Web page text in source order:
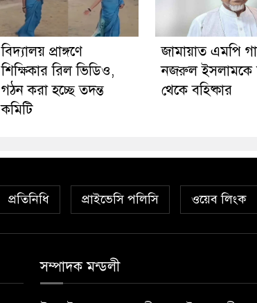
বিদ্যালয় প্রাঙ্গণে
শিক্ষিকার রিল ভিডিও,
গঠন করা হচ্ছে তদন্ত
কমিটি
জামায়াত এমপি
নজরুল ইসলামকে
থেকে বহিষ্কার
প্রতিনিধি প্রাইভেসি পলিসি ওয়েব লিংক
সম্পাদক মন্ডলী